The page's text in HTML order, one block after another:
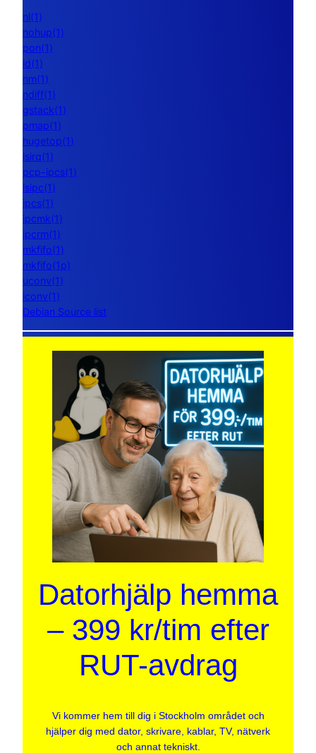
nl(1)
nohup(1)
pon(1)
ld(1)
nm(1)
ndiff(1)
gstack(1)
pmap(1)
hugetop(1)
lsirq(1)
pcp-ipcs(1)
lsipc(1)
ipcs(1)
ipcmk(1)
ipcrm(1)
mkfifo(1)
mkfifo(1p)
uconv(1)
iconv(1)
Debian Source list
Datorhjälp hemma
– 399 kr/tim efter
RUT-avdrag
Vi kommer hem till dig i Stockholm området och
hjälper dig med dator, skrivare, kablar, TV, nätverk
och annat tekniskt.